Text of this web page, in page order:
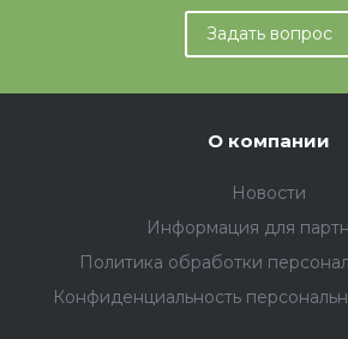
Задать вопрос
О компании
Новости
Информация для
Политика обработки
Конфиденциальность